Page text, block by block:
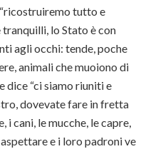
“ricostruiremo tutto e
lo Stato è con
agli occhi: tende, poche
animali che muoiono di
“ci siamo riuniti e
dovevate fare in fretta
i cani, le mucche, le capre,
e i loro padroni ve